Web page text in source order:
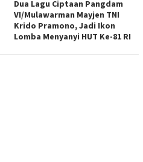
Dua Lagu Ciptaan Pangdam
VI/Mulawarman Mayjen TNI
Krido Pramono, Jadi Ikon
Lomba Menyanyi HUT Ke-81 RI